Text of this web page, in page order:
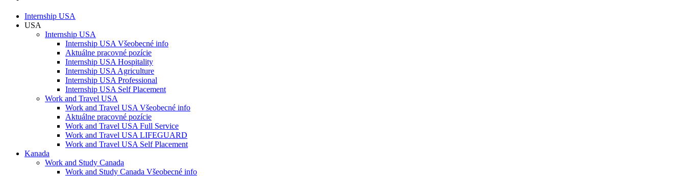
Internship USA
USA
Internship USA
Internship USA Všeobecné info
Aktuálne pracovné pozície
Internship USA Hospitality
Internship USA Agriculture
Internship USA Professional
Internship USA Self Placement
Work and Travel USA
Work and Travel USA Všeobecné info
Aktuálne pracovné pozície
Work and Travel USA Full Service
Work and Travel USA LIFEGUARD
Work and Travel USA Self Placement
Kanada
Work and Study Canada
Work and Study Canada Všeobecné info